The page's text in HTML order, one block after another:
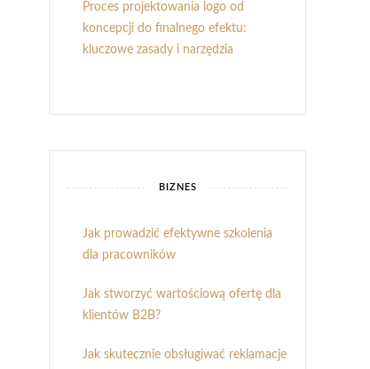
Proces projektowania logo od
koncepcji do finalnego efektu:
kluczowe zasady i narzędzia
BIZNES
Jak prowadzić efektywne szkolenia
dla pracowników
Jak stworzyć wartościową ofertę dla
klientów B2B?
Jak skutecznie obsługiwać reklamacje